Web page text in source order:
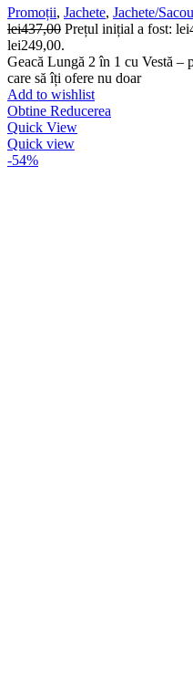
Promoții, Jachete, Jachete/
lei437,00 Prețul inițial a fost:
lei249,00.
Geacă Lungă 2 în 1 cu Vestă –
care să îți ofere nu doar
Add to wishlist
Obtine Reducerea
Quick View
Quick view
-54%